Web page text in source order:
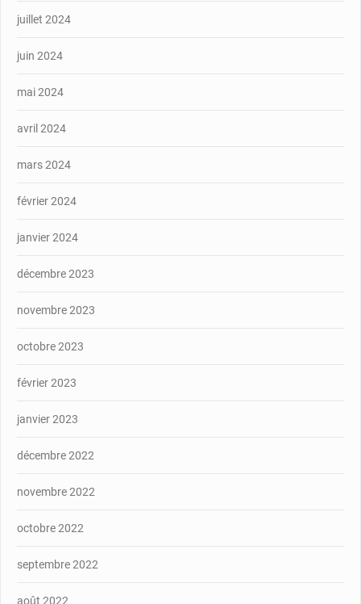
juillet 2024
juin 2024
mai 2024
avril 2024
mars 2024
février 2024
janvier 2024
décembre 2023
novembre 2023
octobre 2023
février 2023
janvier 2023
décembre 2022
novembre 2022
octobre 2022
septembre 2022
août 2022